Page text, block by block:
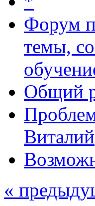
Форум
темы,
Общий
Виталий
«